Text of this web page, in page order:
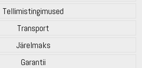
Tellimistingimused
Transport
Järelmaks
Garantii